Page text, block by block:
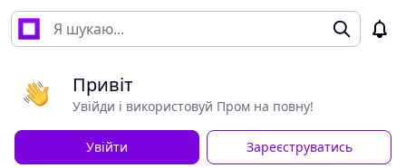
Привіт
Увійди і використовуй Пром на повну!
Увійти Зареєструватись